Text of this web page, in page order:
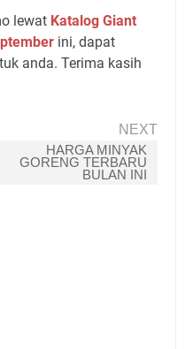
lewat Katalog Giant
ini, dapat
anda. Terima kasih
NEXT
HARGA MINYAK
GORENG TERBARU
BULAN INI